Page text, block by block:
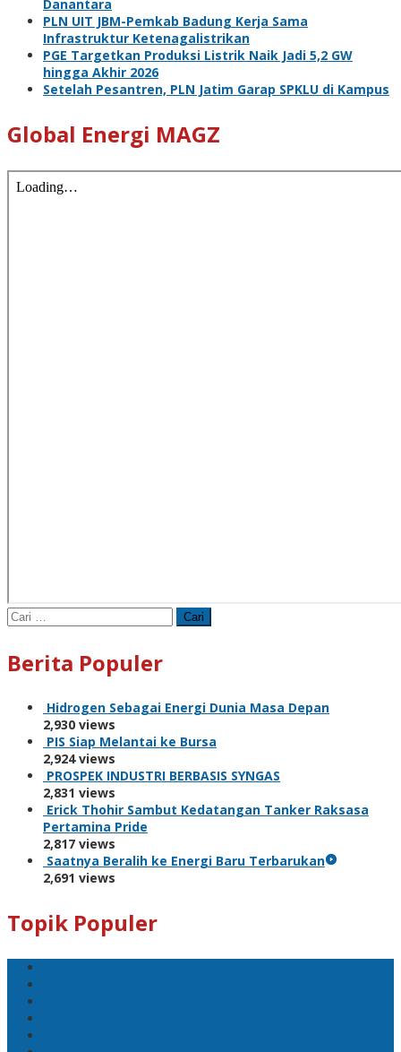
Danantara
PLN UIT JBM-Pemkab Badung Kerja Sama
Infrastruktur Ketenagalistrikan
PGE Targetkan Produksi Listrik Naik Jadi 5,2 GW
hingga Akhir 2026
Setelah Pesantren, PLN Jatim Garap SPKLU di Kampus
Global Energi MAGZ
Cari
untuk:
Berita Populer
Hidrogen Sebagai Energi Dunia Masa Depan
2,930 views
PIS Siap Melantai ke Bursa
2,924 views
PROSPEK INDUSTRI BERBASIS SYNGAS
2,831 views
Erick Thohir Sambut Kedatangan Tanker Raksasa
Pertamina Pride
2,817 views
Saatnya Beralih ke Energi Baru Terbarukan
2,691 views
Topik Populer